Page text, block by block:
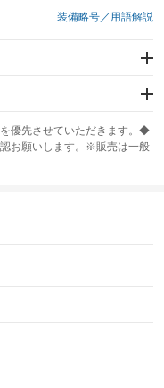
装備略号／用語解説
を優先させていただきます。◆
お願いします。※販売は一般